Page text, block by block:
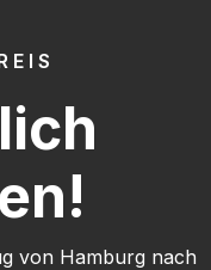
von Hamburg nach